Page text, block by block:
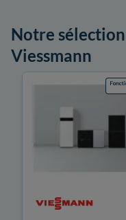
Notre
Viessmann